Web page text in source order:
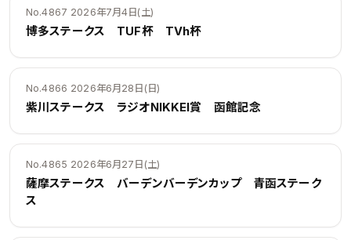
No.4867 2026年7月4日(土)
博多ステークス TUF杯 TVh杯
No.4866 2026年6月28日(日)
紫川ステークス ラジオNIKKEI賞 函館記念
No.4865 2026年6月27日(土)
薩摩ステークス バーデンバーデンカップ 青函ステーク
ス